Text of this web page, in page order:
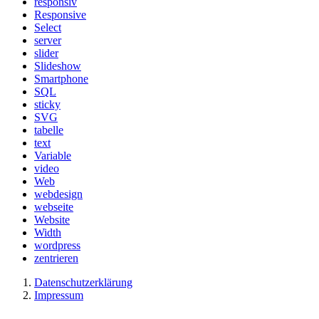
Responsive
Select
server
slider
Slideshow
Smartphone
SQL
sticky
SVG
tabelle
text
Variable
video
Web
webdesign
webseite
Website
Width
wordpress
zentrieren
Datenschutzerklärung
Impressum